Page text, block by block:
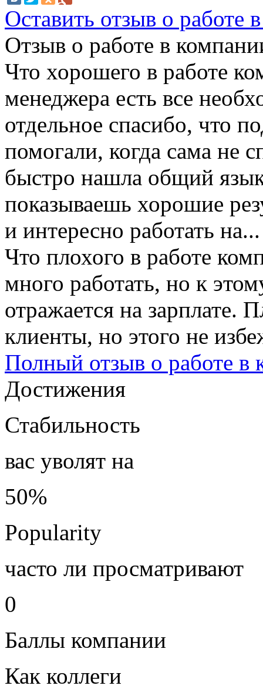
Оставить отзыв о работе
Отзыв о работе в
Что хорошего в работе
менеджера есть все
отдельное спасибо, что
помогали, когда сама не
быстро нашла общий
показываешь хорошие
и интересно работать
Что плохого в работе
много работать, но к
отражается на
клиенты, но этого не
Полный отзыв о работе в
Достижения
Стабильность
вас уволят на
50%
Popularity
часто ли просматривают
0
Баллы компании
Как коллеги